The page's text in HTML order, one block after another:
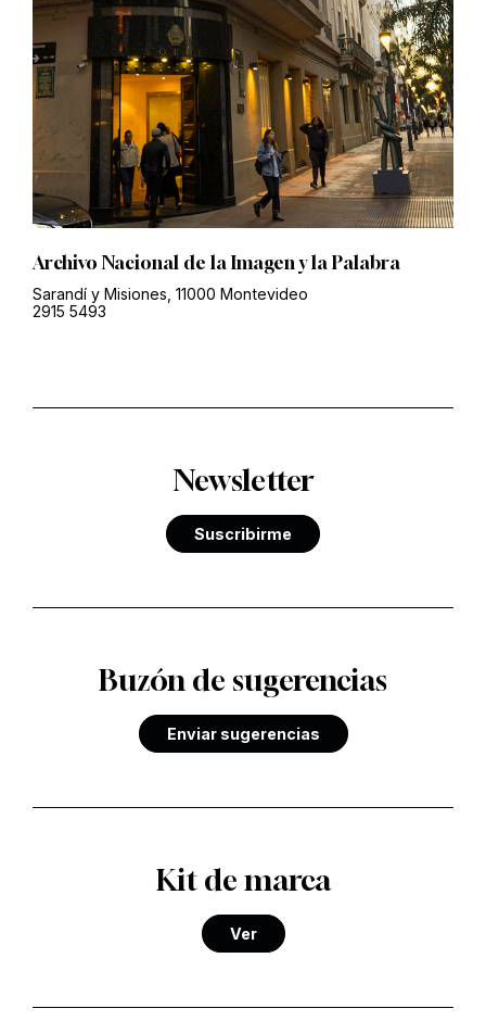
Archivo Nacional de la Imagen y la Palabra
Sarandí y Misiones, 11000 Montevideo
2915 5493
Newsletter
Suscribirme
Buzón de sugerencias
Enviar sugerencias
Kit de marca
Ver